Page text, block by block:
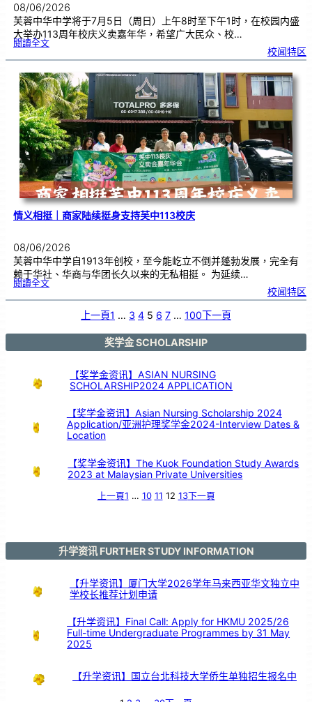
08/06/2026
芙蓉中华中学将于7月5日（周日）上午8时至下午1时，在校园内盛
大举办113周年校庆义卖嘉年华，希望广大民众、校…
閱讀全文:芙
1
校
庆
义
卖
，
餐
饮
业
商
家
义
不
容
辞
校闻特区
情义相挺｜商家陆续挺身支持芙中113校庆
08/06/2026
芙蓉中华中学自1913年创校，至今能屹立不倒并蓬勃发展，完全有
赖于华社、华商与华团长久以来的无私相挺。 为延续…
閱讀全文:情
相
挺
挺
身
芙
校闻特区
上一頁1 … 3 4 5 6 7 … 100下一頁
奖学金 SCHOLARSHIP
【奖学金资讯】ASIAN NURSING
SCHOLARSHIP2024 APPLICATION
【奖学金资讯】Asian Nursing Scholarship 2024
Application/亚洲护理奖学金2024-Interview Dates &
Location
【奖学金资讯】The Kuok Foundation Study Awards
2023 at Malaysian Private Universities
上一頁1 … 10 11 12 13下一頁
升学资讯 FURTHER STUDY INFORMATION
【升学资讯】厦门大学2026学年马来西亚华文独立中
学校长推荐计划申请
【升学资讯】Final Call: Apply for HKMU 2025/26
Full-time Undergraduate Programmes by 31 May
2025
【升学资讯】国立台北科技大学侨生单独招生报名中